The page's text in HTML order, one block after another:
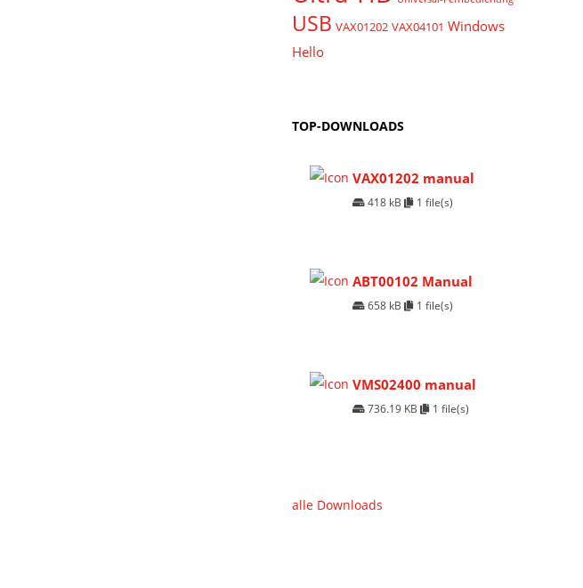
USB VAX01202 VAX04101 Windows
Hello
TOP-DOWNLOADS
VAX01202 manual
418 kB 1 file(s)
ABT00102 Manual
658 kB 1 file(s)
VMS02400 manual
736.19 KB 1 file(s)
alle Downloads